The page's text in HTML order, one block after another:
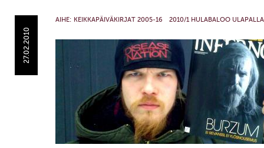
27.02.2010
AIHE: KEIKKAPÄIVÄKIRJAT 2005-16 2010/1 HULABALOO ULAPALLA